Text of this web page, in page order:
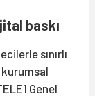
baskı
sınırlı
kurumsal
Genel